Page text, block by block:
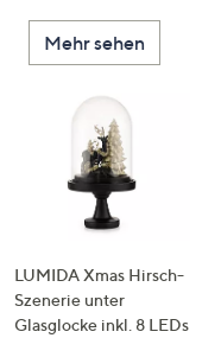
Mehr sehen
LUMIDA Xmas Hirsch-
Szenerie unter
Glasglocke inkl. 8 LEDs